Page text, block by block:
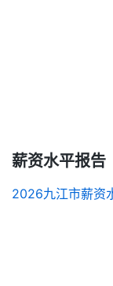
薪资水平报告
2026九江市薪资